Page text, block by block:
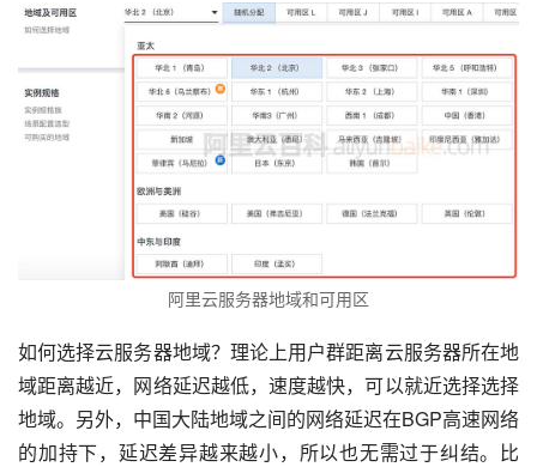
阿里云服务器地域和可用区
如何选择云服务器地域？理论上用户群距离云服务器所在地
域距离越近，网络延迟越低，速度越快，可以就近选择选择
地域。另外，中国大陆地域之间的网络延迟在BGP高速网络
的加持下，延迟差异越来越小，所以也无需过于纠结。比